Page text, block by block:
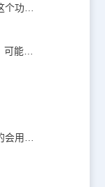
CAD标注文字叠加怎么办？浩辰CAD这个功能很好用！
为什么CAD标注数值与测量结果不同？可能是这几种原因